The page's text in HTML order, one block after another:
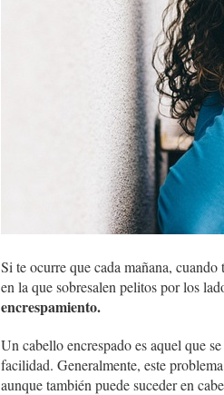
Si te ocurre que cada mañana,
en la que sobresalen pelitos por los
encrespamiento.
Un cabello encrespado es aquel que
facilidad. Generalmente, este
aunque también puede suceder en